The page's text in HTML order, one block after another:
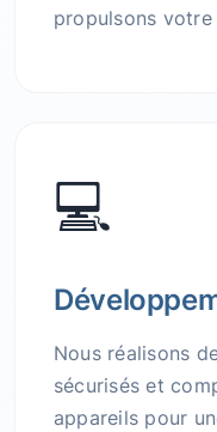
propulsons votre
💻
Nous réalisons
sécurisés et
appareils pour